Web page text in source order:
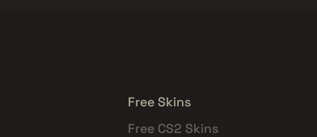
Free Skins
Free CS2 Skins